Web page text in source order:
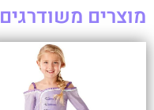
מוצרים משודרגים